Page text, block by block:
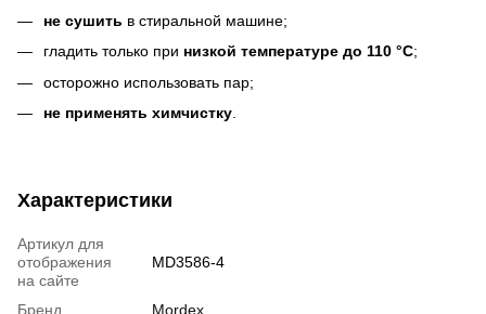
не сушить в стиральной машине;
гладить только при низкой температуре до 110 °C;
осторожно использовать пар;
не применять химчистку
Характеристики
Артикул для
отображения
на сайте
MD3586-4
Бренд
Mordex